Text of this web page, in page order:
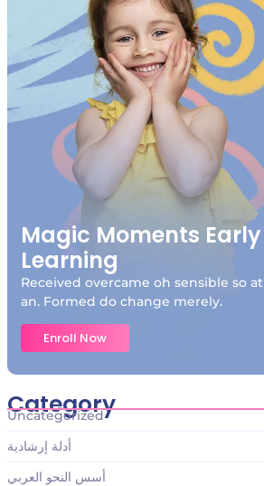
Magic Moments Early
Learning
Received overcame oh sensible so at
an. Formed do change merely.
Enroll Now
Category
Uncategorized
أدلة إرشادية
أسس النحو العربي